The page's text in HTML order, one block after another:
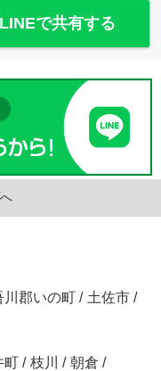
LINEで共有する
川郡いの町 / 土佐市 /
町 / 枝川 / 朝倉 /